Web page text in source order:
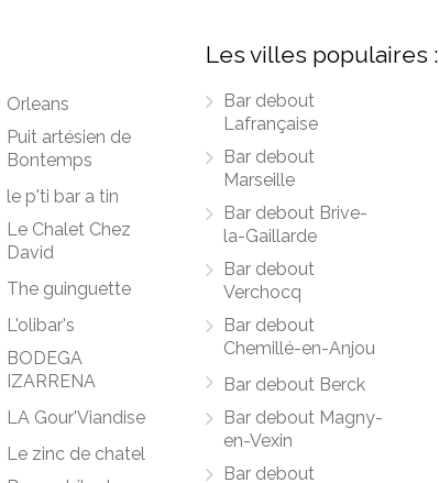
Orleans
Puit artésien de
Bontemps
le p'ti bar a tin
Le Chalet Chez
David
The guinguette
L'olibar's
BODEGA
IZARRENA
LA Gour'Viandise
Le zinc de chatel
Les villes populaires :
Bar debout
Lafrançaise
Bar debout
Marseille
Bar debout Brive-
la-Gaillarde
Bar debout
Verchocq
Bar debout
Chemillé-en-Anjou
Bar debout Berck
Bar debout Magny-
en-Vexin
Bar debout